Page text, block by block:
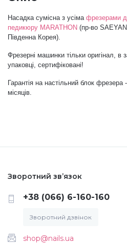
Аксесуари
Насадка сумісна з усіма фрезерами
педикюру MARATHON (пр-во
Південна Корея).
Фрезерні машинки тільки оригінал, в
упаковці, сертифіковані!
Гарантія на настільний блок фрезера
місяців.
Зворотний зв’язок
+38 (066) 6-160-160
Зворотний дзвінок
shop@nails.ua